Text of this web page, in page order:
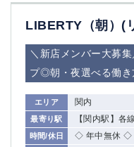
LIBERTY（朝）(
＼新店メンバー大募
プ◎朝・夜選べる働き
エリア 関内
最寄り駅 【関内駅】
時間/休日 ◇ 年中無休 ◇